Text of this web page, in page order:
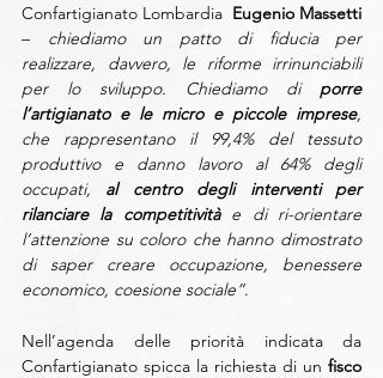
Confartigianato Lombardia Eugenio Massetti
– chiediamo un patto di fiducia per
realizzare, davvero, le riforme irrinunciabili
per lo sviluppo. Chiediamo di porre
l’artigianato e le micro e piccole imprese,
che rappresentano il 99,4% del tessuto
produttivo e danno lavoro al 64% degli
occupati, al centro degli interventi per
rilanciare la competitività e di ri-orientare
l’attenzione su coloro che hanno dimostrato
di saper creare occupazione, benessere
economico, coesione sociale”.
Nell’agenda delle priorità indicata da
Confartigianato spicca la richiesta di un fisco